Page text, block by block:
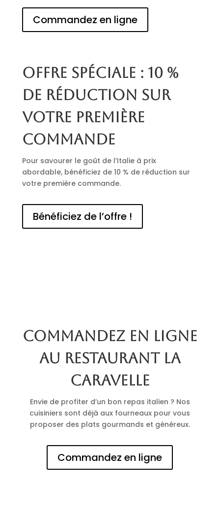
Commandez en ligne
Offre spéciale : 10 %
de réduction sur
votre première
commande
Pour savourer le goût de l’Italie à prix
abordable, bénéficiez de 10 % de réduction sur
votre première commande.
Bénéficiez de l’offre !
Commandez en ligne
au restaurant La
Caravelle
Envie de profiter d’un bon repas italien ? Nos
cuisiniers sont déjà aux fourneaux pour vous
proposer des plats gourmands et généreux.
Commandez en ligne